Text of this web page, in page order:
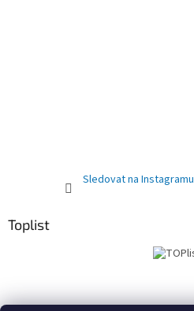
Sledovat na Instagramu
Toplist